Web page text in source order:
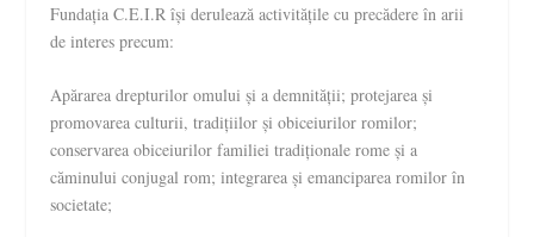
Fundația C.E.I.R își derulează activitățile cu precădere în arii
de interes precum:
Apărarea drepturilor omului și a demnității; protejarea și
promovarea culturii, tradițiilor și obiceiurilor romilor;
conservarea obiceiurilor familiei tradiționale rome și a
căminului conjugal rom; integrarea și emanciparea romilor în
societate;